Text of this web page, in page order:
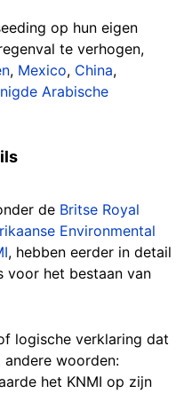
op hun eigen
te verhogen,
, Mexico, China,
Arabische
de Britse Royal
Environmental
, hebben eerder in detail
voor het bestaan van
logische verklaring dat
woorden:
het KNMI op zijn